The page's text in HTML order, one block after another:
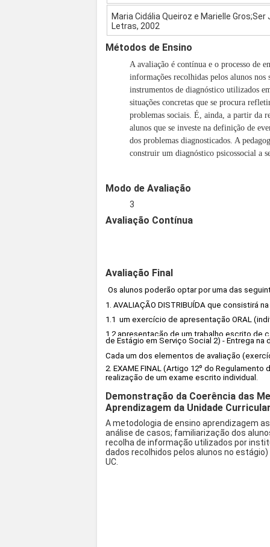
Maria Cidália Queiroz e Marielle
Letras, 2002
Métodos de Ensino
A avaliação é contínua e o processo de
informações recolhidas pelos alunos
instrumentos de diagnóstico utilizados
situações concretas que se procura
problemas sociais. É, ainda, a partir da
alunos que se investe na definição de
dos problemas diagnosticados. A
construir um diagnóstico psicossocial a
Modo de Avaliação
3
Avaliação Contínua
Avaliação Final
Os alunos poderão optar por uma das
1. AVALIAÇÃO DISTRIBUÍDA que consistirá
1.1 um exercício de apresentação ORAL
1.2 apresentação de um trabalho escrito de
de Estágio em Serviço Social 2) - Entrega na
Cada um dos elementos de avaliação
2. EXAME FINAL (Artigo 12º do
realização de um exame escrito individual.
Demonstração da Coerência das
Aprendizagem da Unidade
A metodologia de ensino aprendizagem
análise de casos; familiarização dos
recolha de informação utilizados por
dados recolhidos pelos alunos no
UC.